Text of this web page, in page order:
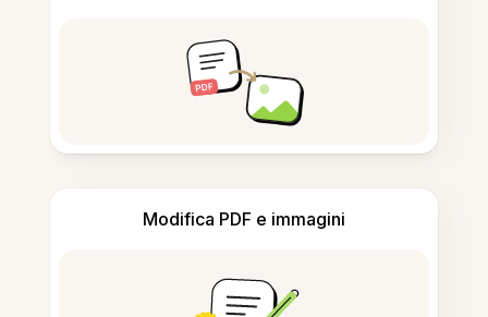
Modifica PDF e immagini